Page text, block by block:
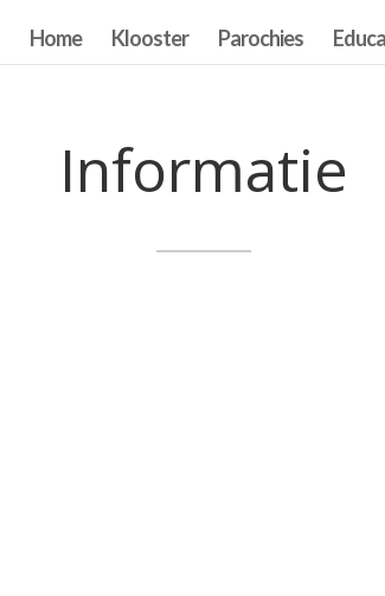
Home Klooster Parochies
Informatie